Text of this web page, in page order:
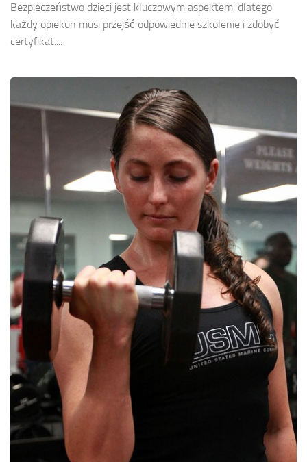
Bezpieczeństwo dzieci jest kluczowym aspektem, dlatego
każdy opiekun musi przejść odpowiednie szkolenie i zdobyć
certyfikat....